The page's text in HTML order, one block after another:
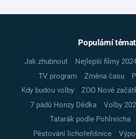
Populární
Jak zhubnout Nejlepší filmy
TV program
Změna času
Kdy budou volby
ZOO Nové
7 pádů Honzy Dědka
Volby
Tatarák podle Pohlreicha
Pěstování lichořeřišnice